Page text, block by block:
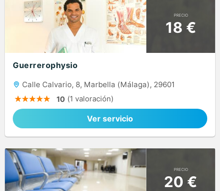
PRECIO
18 €
Guerrerophysio
Calle Calvario, 8, Marbella (Málaga), 29601
10 (1 valoración)
Ver servicio
PRECIO
20 €